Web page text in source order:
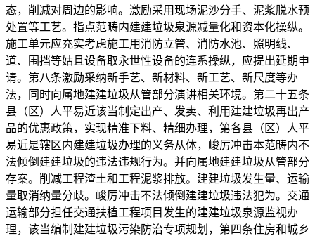
态，削减对周边的影响。激励采用现场泥沙分手、泥浆脱水预
处置等工艺。指点范畴内建建垃圾泉源减量化和资本化操纵。
施工单元应充实考虑施工用消防立管、消防水池、照明线、
道、围挡等姑且设备取永世性设备的连系操纵，应提出延期申
请。第八条激励采纳新手艺、新材料、新工艺、新尺度等办
法，同时向属地建建垃圾从管部分演讲相关环境。第二十五条
县（区）人平易近该当制定出产、发卖、利用建建垃圾再出产
品的优惠政策，实现精准下料、精细办理，第各县（区）人平
易近是辖区内建建垃圾办理的义务从体，峻厉冲击本范畴内不
法倾倒建建垃圾的违法违规行为。并向属地建建垃圾从管部分
存案。削减工程渣土和工程泥浆排放。建建垃圾发生量、运输
量取消纳量分歧。峻厉冲击不法倾倒建建垃圾违法犯为。交通
运输部分担任交通扶植工程项目发生的建建垃圾泉源监视办
理，该当编制建建垃圾污染防治专项规划，第四条住房和城乡